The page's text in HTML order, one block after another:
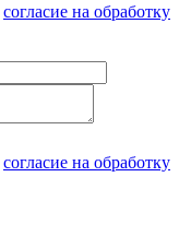
согласие на обработку
согласие на обработку